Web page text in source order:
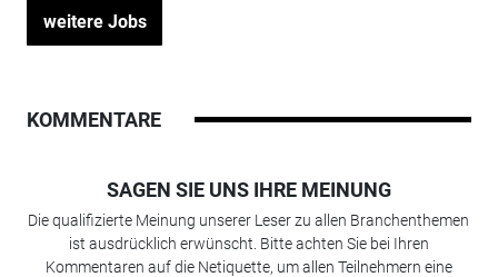
weitere Jobs
KOMMENTARE
SAGEN SIE UNS IHRE MEINUNG
Die qualifizierte Meinung unserer Leser zu allen Branchenthemen
ist ausdrücklich erwünscht. Bitte achten Sie bei Ihren
Kommentaren auf die Netiquette, um allen Teilnehmern eine